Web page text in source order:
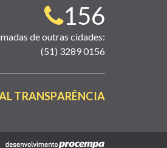
Telefone
para
contato:
156
de outras cidades:
(51) 3289 0156
TRANSPARÊNCIA(LINK
NOVA